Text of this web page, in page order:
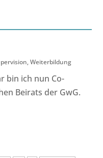
,Weiterbildung
bin ich nun Co-
Beirats der GwG.